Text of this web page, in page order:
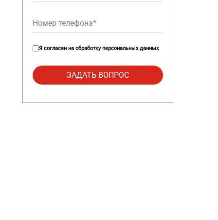
Я согласен на обработку персональных данных